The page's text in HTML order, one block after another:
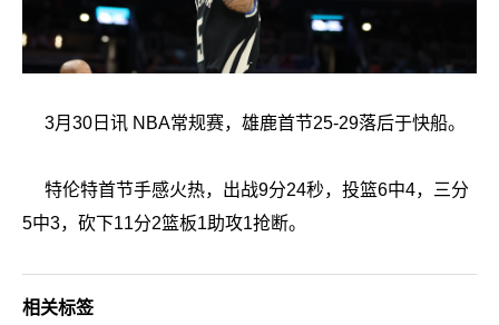
3月30日讯 NBA常规赛，雄鹿首节25-29落后于快船。
特伦特首节手感火热，出战9分24秒，投篮6中4，三分
5中3，砍下11分2篮板1助攻1抢断。
相关标签